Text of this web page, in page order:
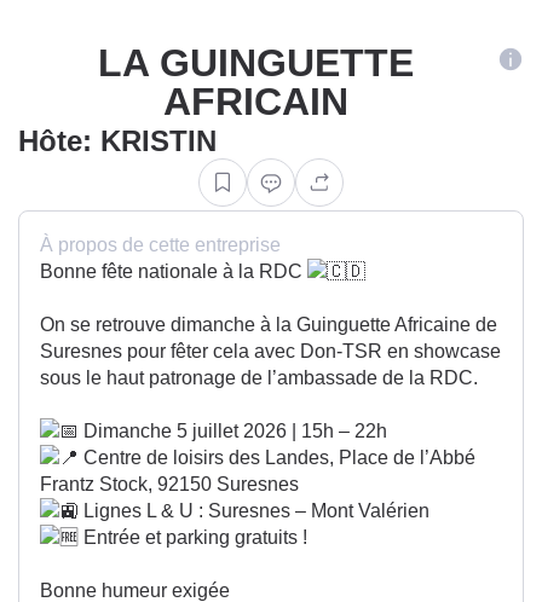
LA GUINGUETTE
AFRICAIN
Hôte: KRISTIN
À propos de cette entreprise
Bonne fête nationale à la RDC
On se retrouve dimanche à la Guinguette Africaine de
Suresnes pour fêter cela avec Don-TSR en showcase
sous le haut patronage de l’ambassade de la RDC.
Dimanche 5 juillet 2026 | 15h – 22h
Centre de loisirs des Landes, Place de l’Abbé
Frantz Stock, 92150 Suresnes
Lignes L & U : Suresnes – Mont Valérien
Entrée et parking gratuits !
Bonne humeur exigée